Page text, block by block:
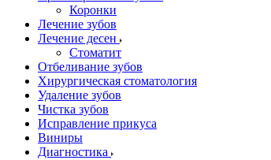
Коронки
Лечение зубов
Лечение десен
Стоматит
Отбеливание зубов
Хирургическая стоматология
Удаление зубов
Чистка зубов
Исправление прикуса
Виниры
Диагностика